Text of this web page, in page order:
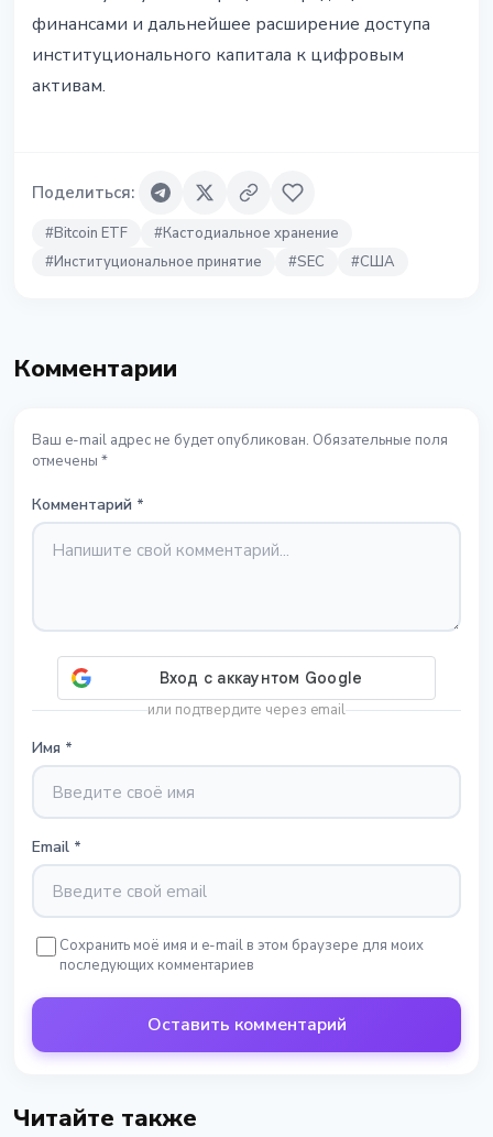
финансами и дальнейшее расширение доступа
институционального капитала к цифровым
активам.
Поделиться:
#Bitcoin ETF #Кастодиальное хранение
#Институциональное принятие #SEC #США
Комментарии
Ваш e-mail адрес не будет опубликован. Обязательные поля
отмечены *
Комментарий *
или подтвердите через email
Имя *
Email *
Сохранить моё имя и e-mail в этом браузере для моих
последующих комментариев
Оставить комментарий
Читайте также